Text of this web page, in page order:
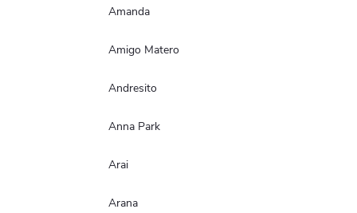
Amanda
Amigo Matero
Andresito
Anna Park
Arai
Arana